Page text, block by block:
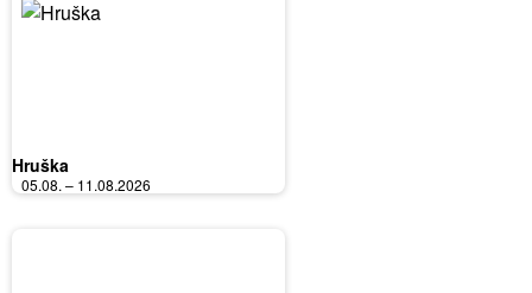
Hruška
05.08. – 11.08.2026